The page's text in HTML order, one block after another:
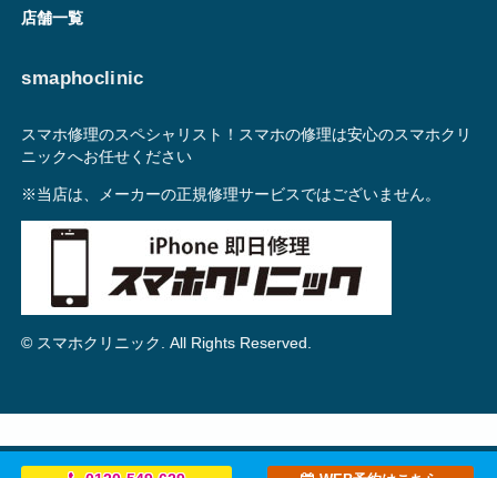
店舗一覧
smaphoclinic
スマホ修理のスペシャリスト！スマホの修理は安心のスマホクリ
ニックへお任せください
※当店は、メーカーの正規修理サービスではございません。
© スマホクリニック. All Rights Reserved.